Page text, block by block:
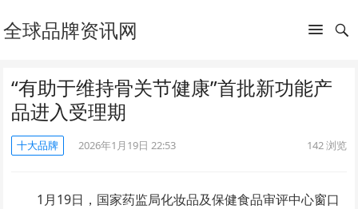
全球品牌资讯网
“有助于维持骨关节健康”首批新功能产
品进入受理期
十大品牌 2026年1月19日 22:53 142浏览
1月19日，国家药监局化妆品及保健食品审评中心窗口